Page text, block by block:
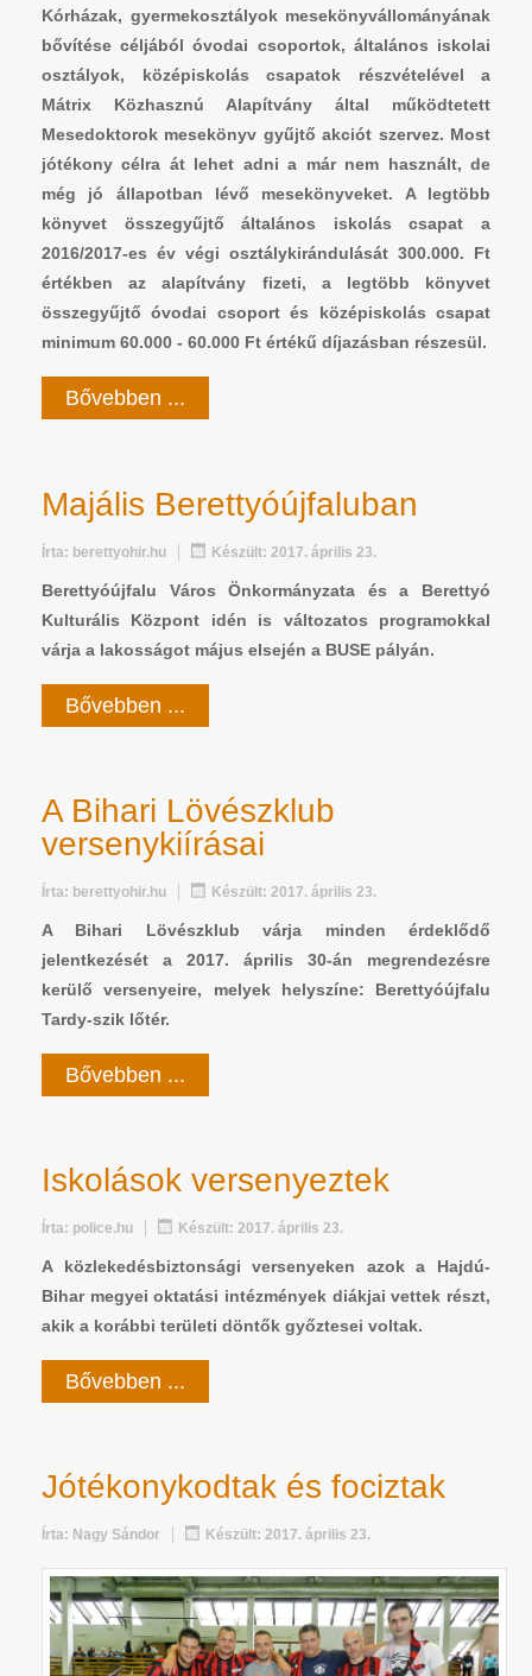
Kórházak, gyermekosztályok mesekönyvállományának
bővítése céljából óvodai csoportok, általános iskolai
osztályok, középiskolás csapatok részvételével a
Mátrix Közhasznú Alapítvány által működtetett
Mesedoktorok mesekönyv gyűjtő akciót szervez. Most
jótékony célra át lehet adni a már nem használt, de
még jó állapotban lévő mesekönyveket. A legtöbb
könyvet összegyűjtő általános iskolás csapat a
2016/2017-es év végi osztálykirándulását 300.000. Ft
értékben az alapítvány fizeti, a legtöbb könyvet
összegyűjtő óvodai csoport és középiskolás csapat
minimum 60.000 - 60.000 Ft értékű díjazásban részesül.
Bővebben ...
Majális Berettyóújfaluban
Írta: berettyohir.hu Készült: 2017. április 23.
Berettyóújfalu Város Önkormányzata és a Berettyó
Kulturális Központ idén is változatos programokkal
várja a lakosságot május elsején a BUSE pályán.
Bővebben ...
A Bihari Lövészklub
versenykiírásai
Írta: berettyohir.hu Készült: 2017. április 23.
A Bihari Lövészklub várja minden érdeklődő
jelentkezését a 2017. április 30-án megrendezésre
kerülő versenyeire, melyek helyszíne: Berettyóújfalu
Tardy-szik lőtér.
Bővebben ...
Iskolások versenyeztek
Írta: police.hu Készült: 2017. április 23.
A közlekedésbiztonsági versenyeken azok a Hajdú-
Bihar megyei oktatási intézmények diákjai vettek részt,
akik a korábbi területi döntők győztesei voltak.
Bővebben ...
Jótékonykodtak és fociztak
Írta: Nagy Sándor Készült: 2017. április 23.